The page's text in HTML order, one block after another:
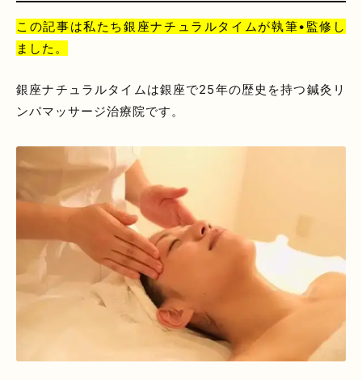
この記事は私たち銀座ナチュラルタイムが執筆•監修し
ました。
銀座ナチュラルタイムは銀座で25年の歴史を持つ鍼灸リ
ンパマッサージ治療院です。